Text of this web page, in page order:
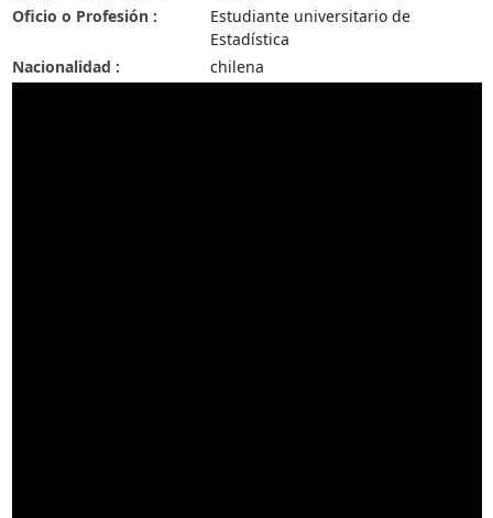
Oficio o Profesión :
Estudiante universitario de
Estadística
Nacionalidad :
chilena